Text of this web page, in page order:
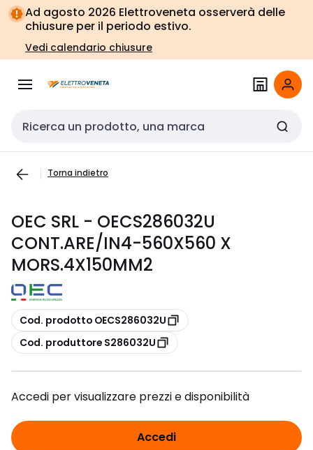
Vai alla
navigazione
Vai
alla
pagina
Ad agosto 2026 Elettroveneta osserverà delle
chiusure per il periodo estivo.
Vedi calendario chiusure
Cerca input
Torna indietro
OEC SRL - OECS286032U
CONT.ARE/IN4-560X560 X
MORS.4X150MM2
copia
Cod. prodotto OECS286032U
copia
Cod. produttore S286032U
Accedi per visualizzare prezzi e disponibilità
Accedi